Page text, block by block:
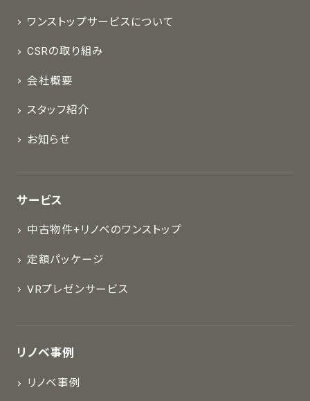
ワンストップサービスについて
CSRの取り組み
会社概要
スタッフ紹介
お知らせ
サービス
中古物件+リノベのワンストップ
定額パッケージ
VRプレゼンサービス
リノベ事例
リノベ事例